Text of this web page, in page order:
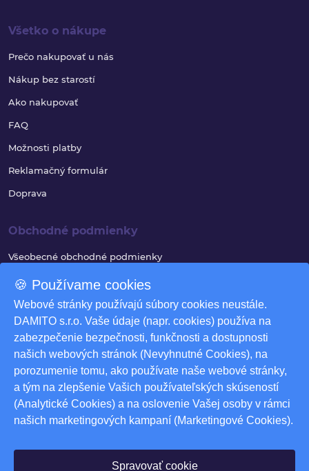
🍪 Používame cookies
Webové stránky používajú súbory cookies neustále.
DAMITO s.r.o. Vaše údaje (napr. cookies) používa na
zabezpečenie bezpečnosti, funkčnosti a dostupnosti
našich webových stránok (Nevyhnutné Cookies), na
porozumenie tomu, ako používate naše webové stránky,
a tým na zlepšenie Vašich používateľských skúseností
(Analytické Cookies) a na oslovenie Vašej osoby v rámci
našich marketingových kampaní (Marketingové Cookies).
Spravovať cookie
Všetko o nákupe
Prečo nakupovať u nás
Nákup bez starostí
Ako nakupovať
FAQ
Možnosti platby
Reklamačný formulár
Doprava
Obchodné podmienky
Všeobecné obchodné podmienky
Reklamačný poriadok
Ochrana osobných údajov
Využívanie súborov cookies
Odstúpenie od zmluvy
Odstúpenie od zmluvy - formulár
Nastavenia cookies